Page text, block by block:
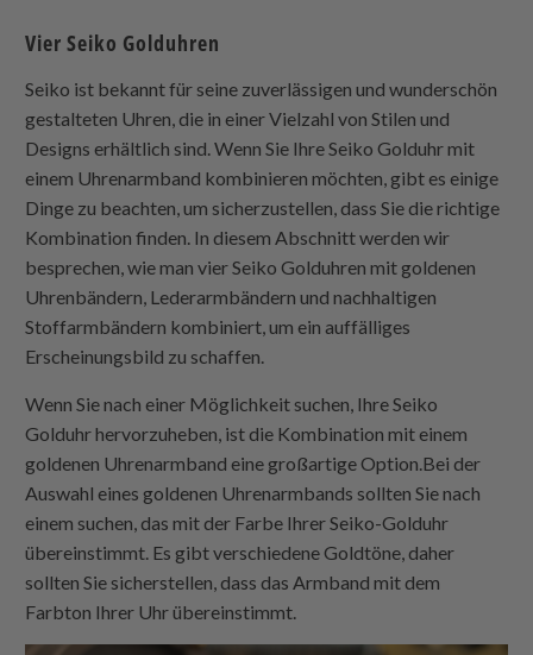
Vier Seiko Golduhren
Seiko ist bekannt für seine zuverlässigen und wunderschön
gestalteten Uhren, die in einer Vielzahl von Stilen und
Designs erhältlich sind. Wenn Sie Ihre Seiko Golduhr mit
einem Uhrenarmband kombinieren möchten, gibt es einige
Dinge zu beachten, um sicherzustellen, dass Sie die richtige
Kombination finden. In diesem Abschnitt werden wir
besprechen, wie man vier Seiko Golduhren mit goldenen
Uhrenbändern, Lederarmbändern und nachhaltigen
Stoffarmbändern kombiniert, um ein auffälliges
Erscheinungsbild zu schaffen.
Wenn Sie nach einer Möglichkeit suchen, Ihre Seiko
Golduhr hervorzuheben, ist die Kombination mit einem
goldenen Uhrenarmband eine großartige Option.Bei der
Auswahl eines goldenen Uhrenarmbands sollten Sie nach
einem suchen, das mit der Farbe Ihrer Seiko-Golduhr
übereinstimmt. Es gibt verschiedene Goldtöne, daher
sollten Sie sicherstellen, dass das Armband mit dem
Farbton Ihrer Uhr übereinstimmt.